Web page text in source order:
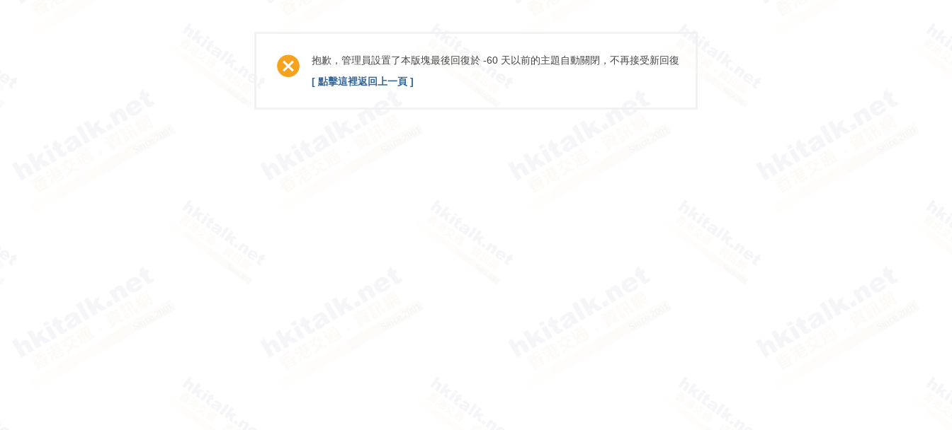
抱歉，管理員設置了本版塊最後回復於 -60 天以前的主題自動關閉，不再接受新回復
[ 點擊這裡返回上一頁 ]